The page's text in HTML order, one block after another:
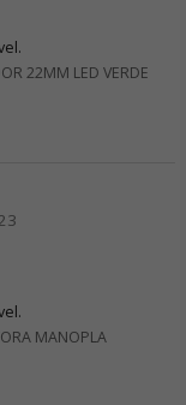
22MM LED VERDE
MANOPLA